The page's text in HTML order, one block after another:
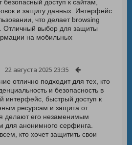
безопасный доступ к сайтам,
и защиту данных. Интерфейс
что делает browsing
Отличный выбор для защиты
на мобильных
22 августа 2025 23:35
отлично подходит для тех, кто
и безопасность в
интерфейс, быстрый доступ к
ресурсам и защита от
делают его незаменимым
для анонимного серфинга.
кто хочет защитить свои